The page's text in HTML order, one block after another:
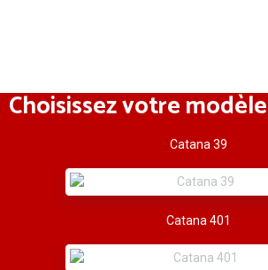
Choisissez votre modèle
Catana 39
Catana 401